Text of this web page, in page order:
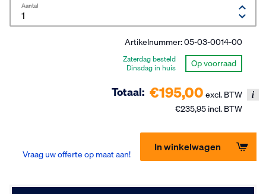
Aantal
Artikelnummer:05-03-0014-00
Op voorraad
Zaterdag besteld
Dinsdag in huis
Totaal: €195,00excl. BTW
€235,95 incl. BTW
In winkelwagen
Vraag uw offerte op maat aan!